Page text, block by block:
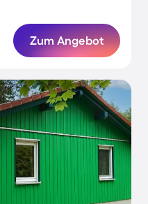
Zum Angebot